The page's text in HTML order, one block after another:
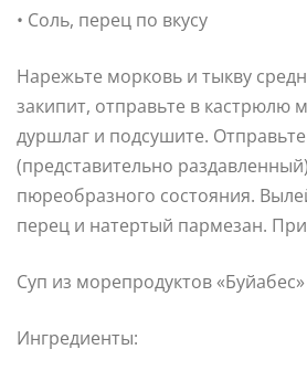
• Соль, перец по вкусу
Нарежьте морковь и тыкву
закипит, отправьте в кастрюлю
дуршлаг и подсушите.
(представительно
пюреобразного состояния.
перец и натертый пармезан.
Суп из морепродуктов «Буйабес»
Ингредиенты: